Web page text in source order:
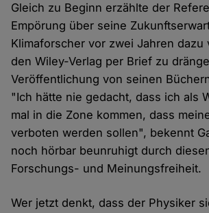
Gleich zu Beginn erzählte der
Empörung über seine
Klimaforscher vor zwei Jahren dazu
den Wiley-Verlag per Brief zu
Veröffentlichung von seinen
"Ich hätte nie gedacht, dass ich als
mal in die Zone kommen, dass
verboten werden sollen", bekennt
noch hörbar beunruhigt durch
Forschungs- und Meinungsfreiheit.
Wer jetzt denkt, dass der Physiker